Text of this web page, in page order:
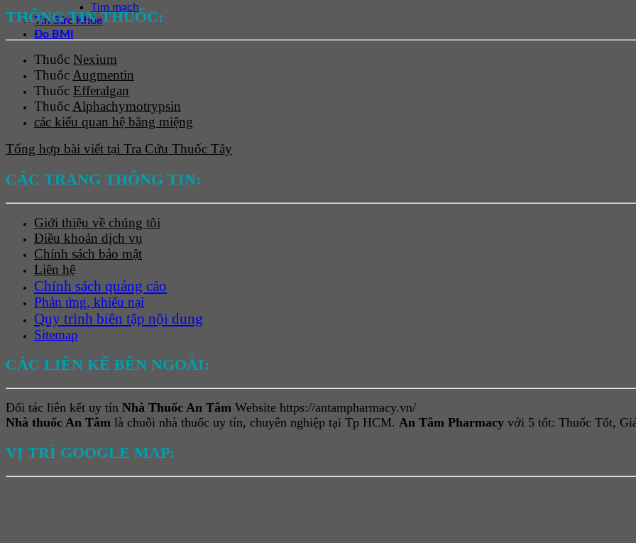
Tim mạch
Tin Sức Khỏe
Đo BMI
THÔNG TIN THUỐC:
Thuốc Nexium
ThuốcAugmentin
Thuốc Efferalgan
ThuốcAlphachymotrypsin
các kiểu quan hệ bằng miệng
Tổng hợp bài viết tại Tra Cứu Thuốc Tây
CÁC TRANG THÔNG TIN:
Giới thiệu về chúng tôi
Điều khoản dịch vụ
Chính sách bảo mật
Liên hệ
Chính sách quảng cáo
Phản ứng, khiếu nại
Quy trình biên tập nội dung
Sitemap
CÁC LIÊN KẾ BÊN NGOÀI:
Đối tác liên kết uy tín Nhà Thuốc An Tâm Website https://antampharmacy.vn/
Nhà thuốc An Tâm là chuỗi nhà thuốc uy tín, chuyên nghiệp tại Tp HCM. An Tâm Pharmacy với 5 tốt: Thuốc Tốt,
VỊ TRÍ GOOGLE MAP: